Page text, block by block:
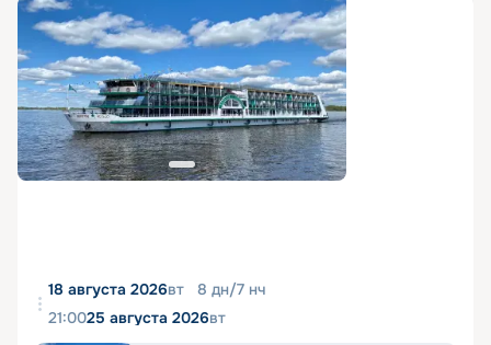
18 августа 2026вт 8 дн/7 нч
21:0025 августа 2026вт